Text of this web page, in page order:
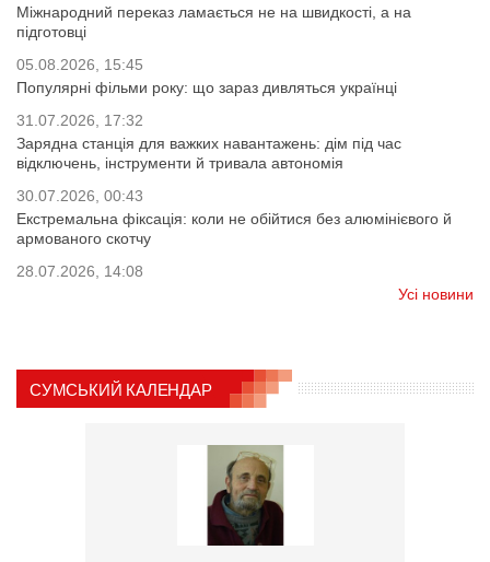
Міжнародний переказ ламається не на швидкості, а на
підготовці
05.08.2026, 15:45
Популярні фільми року: що зараз дивляться українці
31.07.2026, 17:32
Зарядна станція для важких навантажень: дім під час
відключень, інструменти й тривала автономія
30.07.2026, 00:43
Екстремальна фіксація: коли не обійтися без алюмінієвого й
армованого скотчу
28.07.2026, 14:08
Усі новини
СУМСЬКИЙ КАЛЕНДАР